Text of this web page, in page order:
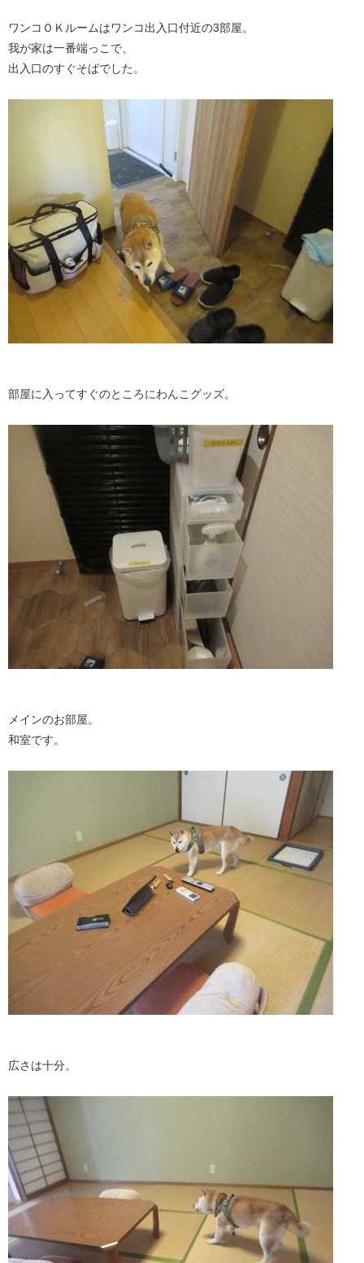
ワンコＯＫルームはワンコ出入口付近の3部屋。
我が家は一番端っこで、
出入口のすぐそばでした。
部屋に入ってすぐのところにわんこグッズ。
メインのお部屋。
和室です。
広さは十分。